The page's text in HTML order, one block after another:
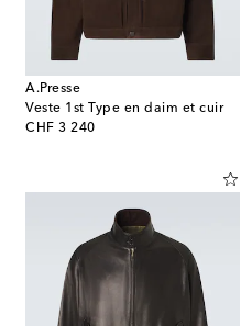
A.Presse
Veste 1st Type en daim et cuir
CHF 3 240
original price